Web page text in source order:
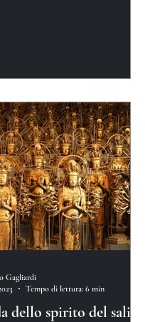
dello spirito del salice
Gagliardi
Tempo di lettura: 6 min